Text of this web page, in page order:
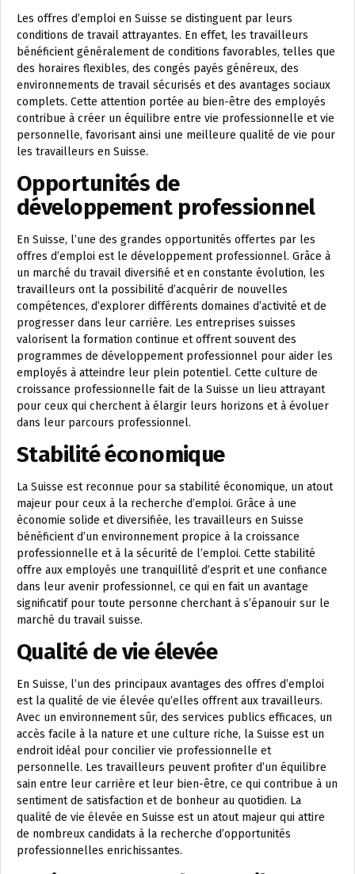
Les offres d’emploi en Suisse se distinguent par leurs
conditions de travail attrayantes. En effet, les travailleurs
bénéficient généralement de conditions favorables, telles que
des horaires flexibles, des congés payés généreux, des
environnements de travail sécurisés et des avantages sociaux
complets. Cette attention portée au bien-être des employés
contribue à créer un équilibre entre vie professionnelle et vie
personnelle, favorisant ainsi une meilleure qualité de vie pour
les travailleurs en Suisse.
Opportunités de
développement professionnel
En Suisse, l’une des grandes opportunités offertes par les
offres d’emploi est le développement professionnel. Grâce à
un marché du travail diversifié et en constante évolution, les
travailleurs ont la possibilité d’acquérir de nouvelles
compétences, d’explorer différents domaines d’activité et de
progresser dans leur carrière. Les entreprises suisses
valorisent la formation continue et offrent souvent des
programmes de développement professionnel pour aider les
employés à atteindre leur plein potentiel. Cette culture de
croissance professionnelle fait de la Suisse un lieu attrayant
pour ceux qui cherchent à élargir leurs horizons et à évoluer
dans leur parcours professionnel.
Stabilité économique
La Suisse est reconnue pour sa stabilité économique, un atout
majeur pour ceux à la recherche d’emploi. Grâce à une
économie solide et diversifiée, les travailleurs en Suisse
bénéficient d’un environnement propice à la croissance
professionnelle et à la sécurité de l’emploi. Cette stabilité
offre aux employés une tranquillité d’esprit et une confiance
dans leur avenir professionnel, ce qui en fait un avantage
significatif pour toute personne cherchant à s’épanouir sur le
marché du travail suisse.
Qualité de vie élevée
En Suisse, l’un des principaux avantages des offres d’emploi
est la qualité de vie élevée qu’elles offrent aux travailleurs.
Avec un environnement sûr, des services publics efficaces, un
accès facile à la nature et une culture riche, la Suisse est un
endroit idéal pour concilier vie professionnelle et
personnelle. Les travailleurs peuvent profiter d’un équilibre
sain entre leur carrière et leur bien-être, ce qui contribue à un
sentiment de satisfaction et de bonheur au quotidien. La
qualité de vie élevée en Suisse est un atout majeur qui attire
de nombreux candidats à la recherche d’opportunités
professionnelles enrichissantes.